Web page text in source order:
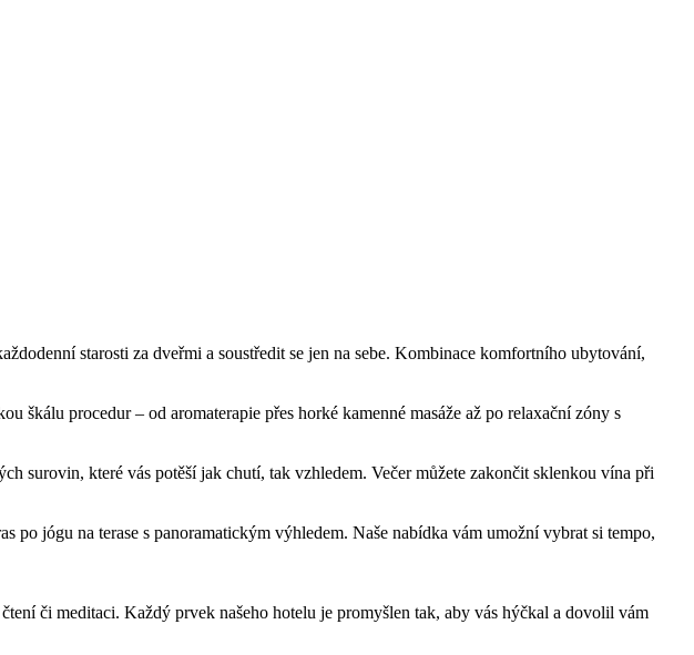
starosti za dveřmi a soustředit se jen na sebe. Kombinace komfortního ubytování,
škálu procedur – od aromaterapie přes horké kamenné masáže až po relaxační zóny s
surovin, které vás potěší jak chutí, tak vzhledem. Večer můžete zakončit sklenkou vína při
jógu na terase s panoramatickým výhledem. Naše nabídka vám umožní vybrat si tempo,
či meditaci. Každý prvek našeho hotelu je promyšlen tak, aby vás hýčkal a dovolil vám